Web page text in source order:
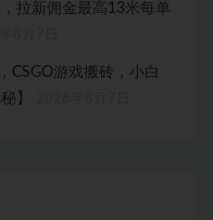
拉新佣金最高13米每单
CSGO游戏搬砖，小白
】